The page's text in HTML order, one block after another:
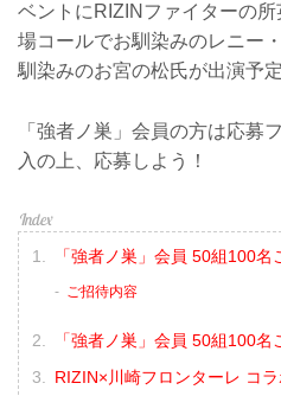
ベントにRIZINファイターの
場コールでお馴染みのレニー
馴染みのお宮の松氏が出演予
「強者ノ巣」会員の方は応募
入の上、応募しよう！
「強者ノ巣」会員 50組100名
ご招待内容
「強者ノ巣」会員 50組100
RIZIN×川崎フロンターレ コ